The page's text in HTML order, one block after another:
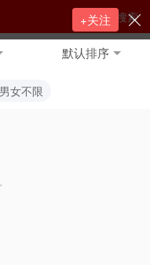
搜索
默认排序
男女不限
+关注